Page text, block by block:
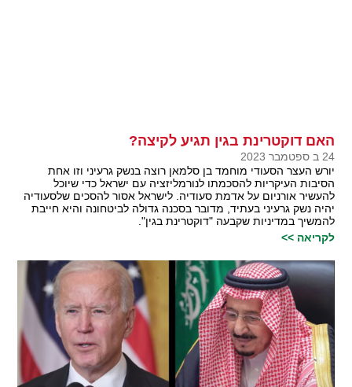
האם דוקטרינת בגין תגיע לקיצה?
24 ב ספטמבר 2023
יורש העצר הסעודי מוחמד בן סלמאן רוצה בנשק גרעיני וזו אחת
הסיבות העיקריות להסכמתו לנורמליזציה עם ישראל כדי שיוכל
להעשיר אורניום על אדמת סעודיה. לישראל אסור להסכים שלסעודיה
יהיה נשק גרעיני בעתיד, מדובר בסכנה גדולה לביטחונה והיא חייבת
להמשיך במדיניות שקבעה "דוקטרינת בגין".
לקריאה >>